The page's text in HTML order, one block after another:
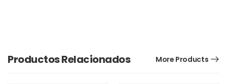
Productos Relacionados More Products